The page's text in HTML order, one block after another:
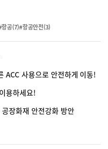
항공(7)#항공안전(3)
ACC 사용으로 안전하게 이동!
용하세요!
장화재 안전강화 방안